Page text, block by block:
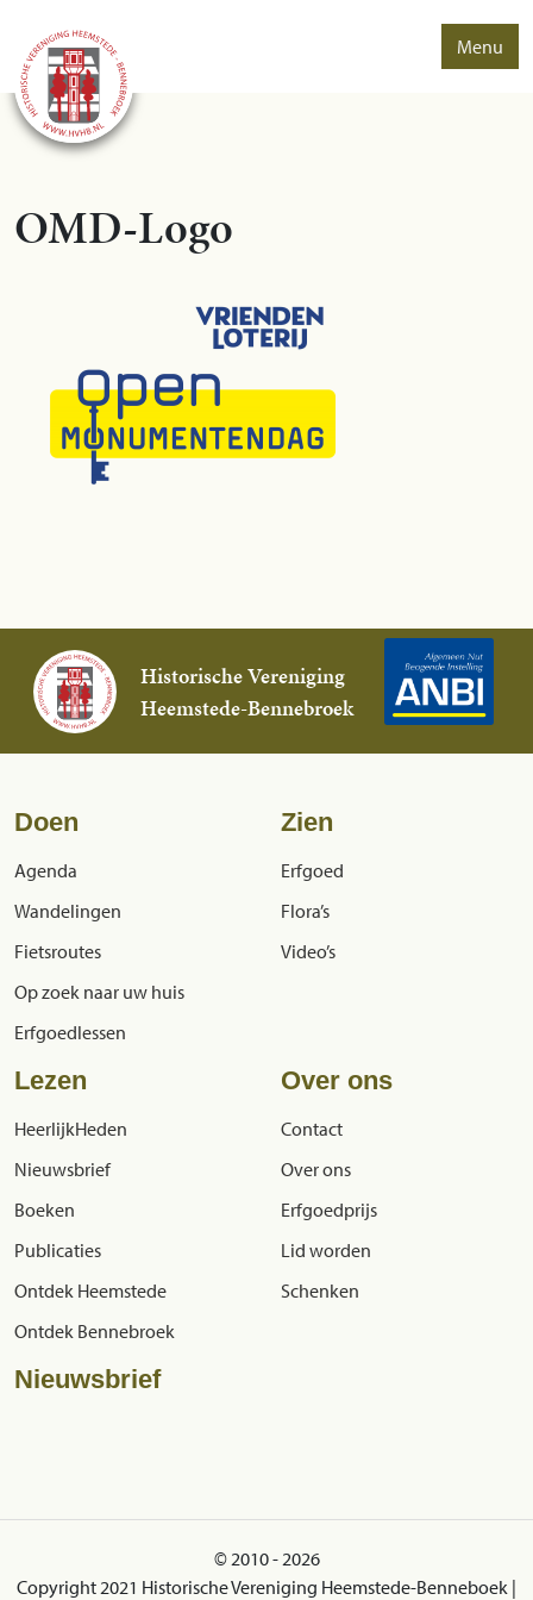
Menu
OMD-Logo
Historische Vereniging
Heemstede-Bennebroek
Doen
Agenda
Wandelingen
Fietsroutes
Op zoek naar uw huis
Erfgoedlessen
Zien
Erfgoed
Flora’s
Video’s
Lezen
HeerlijkHeden
Nieuwsbrief
Boeken
Publicaties
Ontdek Heemstede
Ontdek Bennebroek
Over ons
Contact
Over ons
Erfgoedprijs
Lid worden
Schenken
Nieuwsbrief
© 2010 - 2026
Copyright 2021 Historische Vereniging Heemstede-Benneboek |